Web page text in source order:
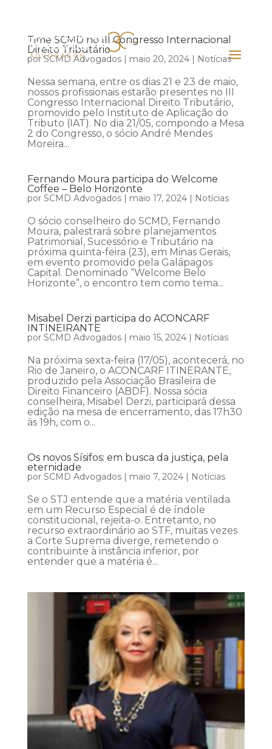
Time SCMD no III Congresso Internacional
Direito Tributário
porSCMD Advogados| maio 20, 2024| Notícias
Nessa semana, entre os dias 21 e 23 de maio,
nossos profissionais estarão presentes no III
Congresso Internacional Direito Tributário,
promovido pelo Instituto de Aplicação do
Tributo (IAT). No dia 21/05, compondo a Mesa
2 do Congresso, o sócio André Mendes
Moreira...
Fernando Moura participa do Welcome
Coffee – Belo Horizonte
por SCMD Advogados| maio 17, 2024| Notícias
O sócio conselheiro do SCMD, Fernando
Moura, palestrará sobre planejamentos
Patrimonial, Sucessório e Tributário na
próxima quinta-feira (23), em Minas Gerais,
em evento promovido pela Galápagos
Capital. Denominado “Welcome Belo
Horizonte”, o encontro tem como tema...
Misabel Derzi participa do ACONCARF
INTINEIRANTE
por SCMD Advogados| maio 15, 2024| Notícias
Na próxima sexta-feira (17/05), acontecerá, no
Rio de Janeiro, o ACONCARF ITINERANTE,
produzido pela Associação Brasileira de
Direito Financeiro (ABDF). Nossa sócia
conselheira, Misabel Derzi, participará dessa
edição na mesa de encerramento, das 17h30
às 19h, com o...
Os novos Sísifos: em busca da justiça, pela
eternidade
por SCMD Advogados| maio 7, 2024| Notícias
Se o STJ entende que a matéria ventilada
em um Recurso Especial é de índole
constitucional, rejeita-o. Entretanto, no
recurso extraordinário ao STF, muitas vezes
a Corte Suprema diverge, remetendo o
contribuinte à instância inferior, por
entender que a matéria é...